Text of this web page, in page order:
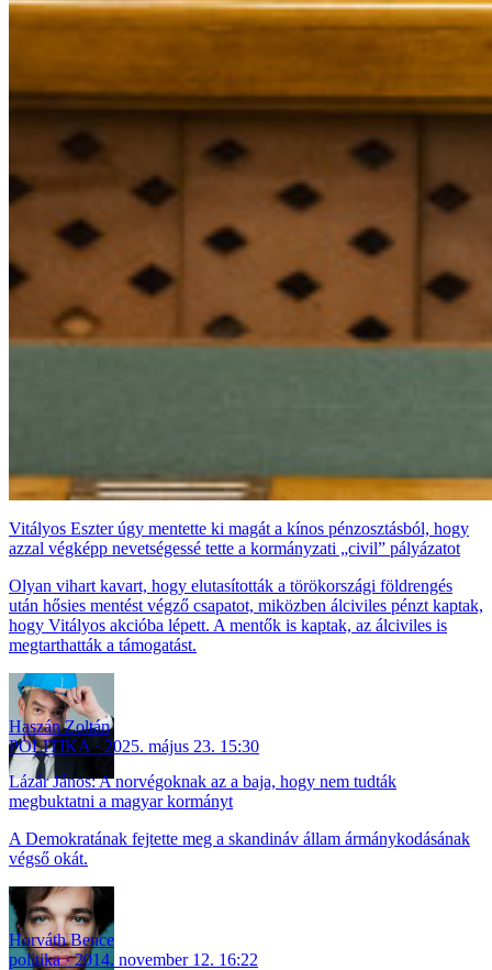
Vitályos Eszter úgy mentette ki magát a kínos pénzosztásból, hogy
azzal végképp nevetségessé tette a kormányzati „civil” pályázatot
Olyan vihart kavart, hogy elutasították a törökországi földrengés
után hősies mentést végző csapatot, miközben álciviles pénzt kaptak,
hogy Vitályos akcióba lépett. A mentők is kaptak, az álciviles is
megtarthatták a támogatást.
Haszán Zoltán
POLITIKA
2025. május 23. 15:30
Lázár János: A norvégoknak az a baja, hogy nem tudták
megbuktatni a magyar kormányt
A Demokratának fejtette meg a skandináv állam ármánykodásának
végső okát.
Horváth Bence
politika
2014. november 12. 16:22